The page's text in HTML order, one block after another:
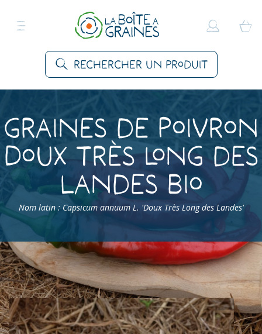
Rechercher un produit
Graines de Poivron
Doux Très Long des
Landes Bio
Nom latin : Capsicum annuum L. 'Doux Très Long des Landes'
Accueil > Produits > Graines Légumes > Poivrons >
Poivron Doux Très Long des Landes Bio